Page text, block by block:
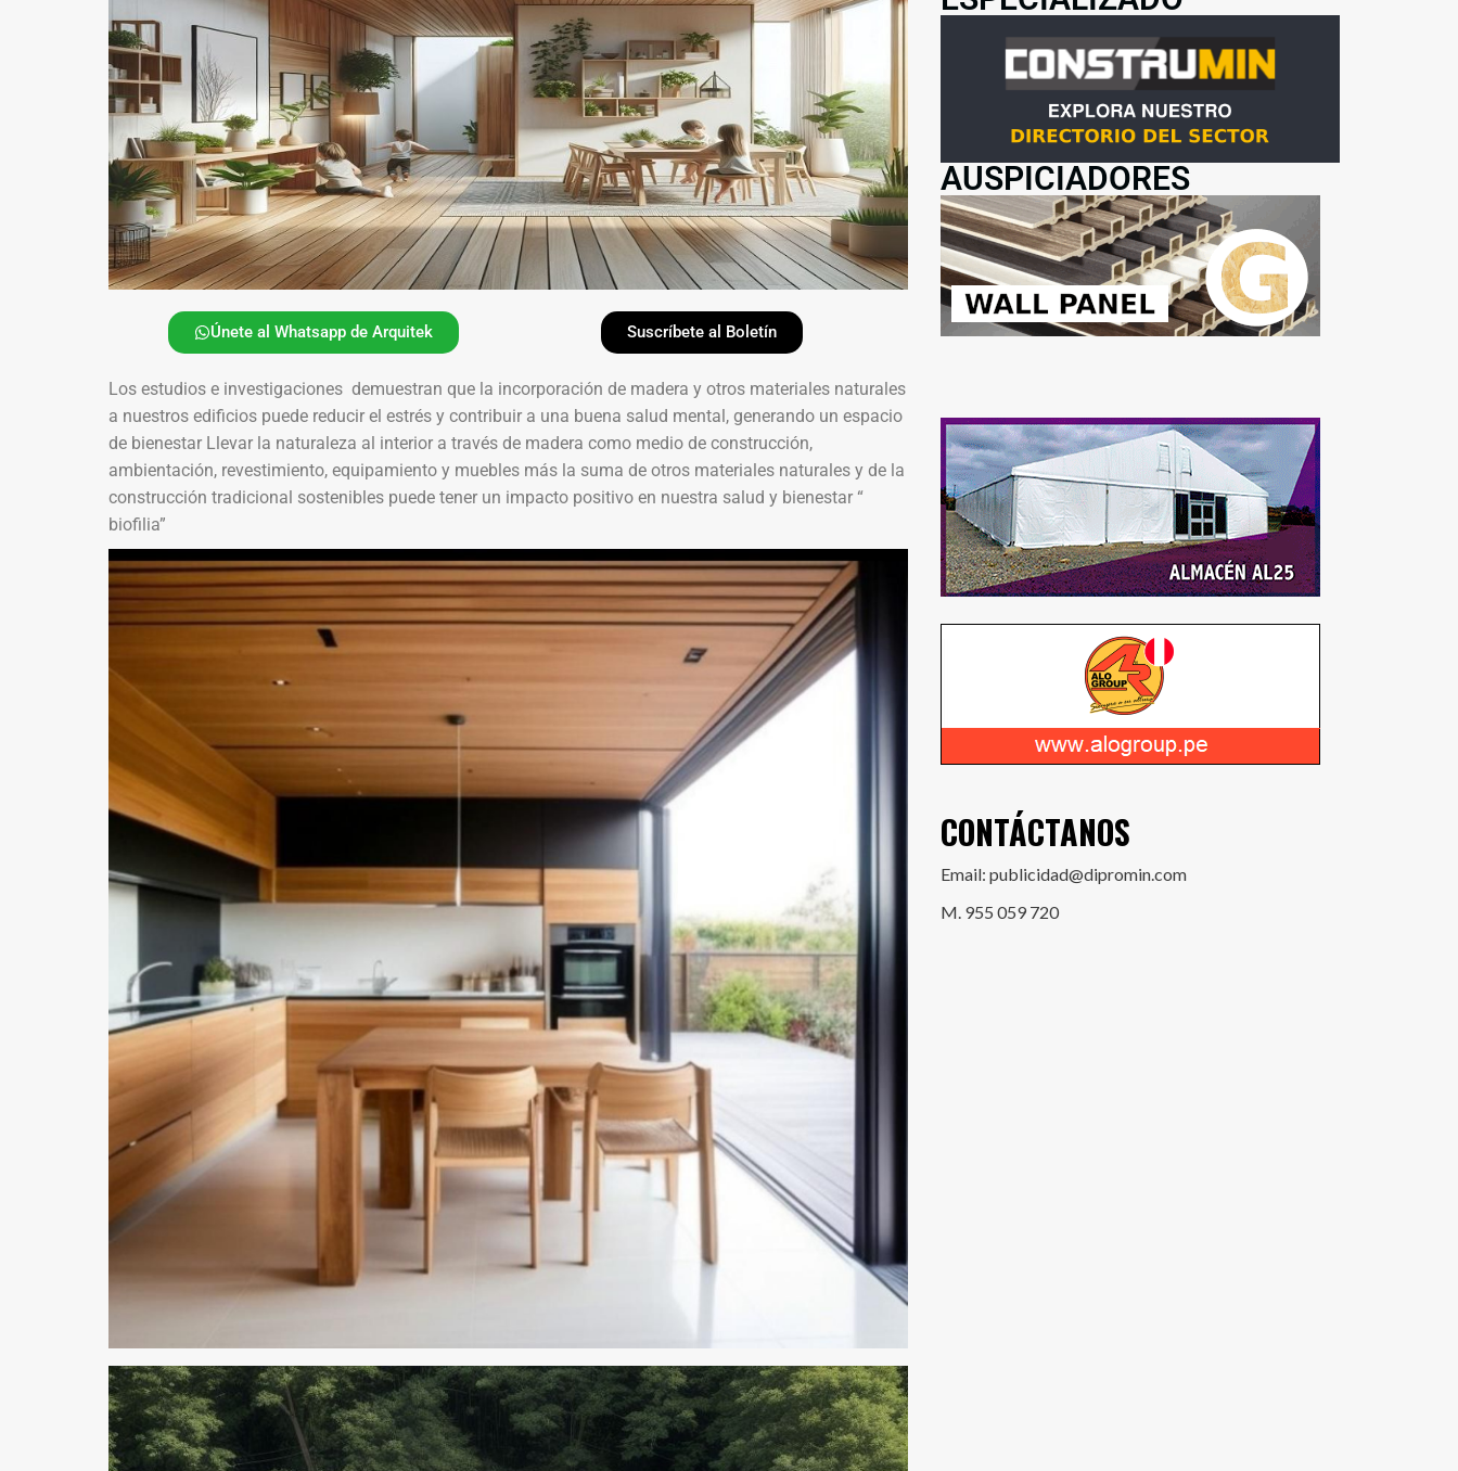
Únete al Whatsapp de Arquitek Suscríbete al Boletín
Los estudios e investigaciones demuestran que la incorporación de madera y otros materiales naturales
a nuestros edificios puede reducir el estrés y contribuir a una buena salud mental, generando un espacio
de bienestar Llevar la naturaleza al interior a través de madera como medio de construcción,
ambientación, revestimiento, equipamiento y muebles más la suma de otros materiales naturales y de la
construcción tradicional sostenibles puede tener un impacto positivo en nuestra salud y bienestar “
biofilia”
AUSPICIADORES
CONTÁCTANOS
Email: publicidad@dipromin.com
M. 955 059 720